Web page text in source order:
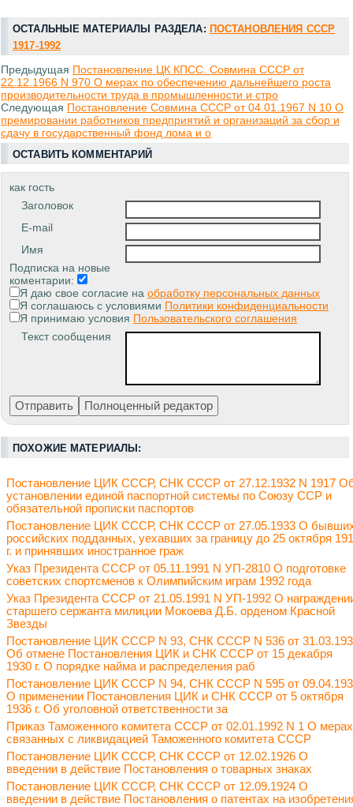
ОСТАЛЬНЫЕ МАТЕРИАЛЫ РАЗДЕЛА: ПОСТАНОВЛЕНИЯ СССР
1917-1992
Предыдущая Постановление ЦК КПСС. Совмина СССР от
22.12.1966 N 970 О мерах по обеспечению дальнейшего роста
производительности труда в промышленности и стро
Следующая Постановление Совмина СССР от 04.01.1967 N 10 О
премировании работников предприятий и организаций за сбор и
сдачу в государственный фонд лома и о
ОСТАВИТЬ КОММЕНТАРИЙ
как гость
Заголовок
E-mail
Имя
Подписка на новые
коментарии:
Я даю свое согласие на обработку персональных данных
Я соглашаюсь с условиями Политики конфиденциальности
Я принимаю условия Пользовательского соглашения
Текст сообщения
ПОХОЖИЕ МАТЕРИАЛЫ:
Постановление ЦИК СССР, СНК СССР от 27.12.1932 N 1917
установлении единой паспортной системы по Союзу ССР и
обязательной прописки паспортов
Постановление ЦИК СССР, СНК СССР от 27.05.1933 О
российских подданных, уехавших за границу до 25 октября
г. и принявших иностранное граж
Указ Президента СССР от 05.11.1991 N УП-2810 О подготовке
советских спортсменов к Олимпийским играм 1992 года
Указ Президента СССР от 21.05.1991 N УП-1992 О
старшего сержанта милиции Мокоева Д.Б. орденом Красной
Звезды
Постановление ЦИК СССР N 93, СНК СССР N 536 от
Об отмене Постановления ЦИК и СНК СССР от 15 декабря
1930 г. О порядке найма и распределения раб
Постановление ЦИК СССР N 94, СНК СССР N 595 от
О применении Постановления ЦИК и СНК СССР от 5 октября
1936 г. Об уголовной ответственности за
Приказ Таможенного комитета СССР от 02.01.1992 N 1 О
связанных с ликвидацией Таможенного комитета СССР
Постановление ЦИК СССР, СНК СССР от 12.02.1926 О
введении в действие Постановления о товарных знаках
Постановление ЦИК СССР, СНК СССР от 12.09.1924 О
введении в действие Постановления о патентах на